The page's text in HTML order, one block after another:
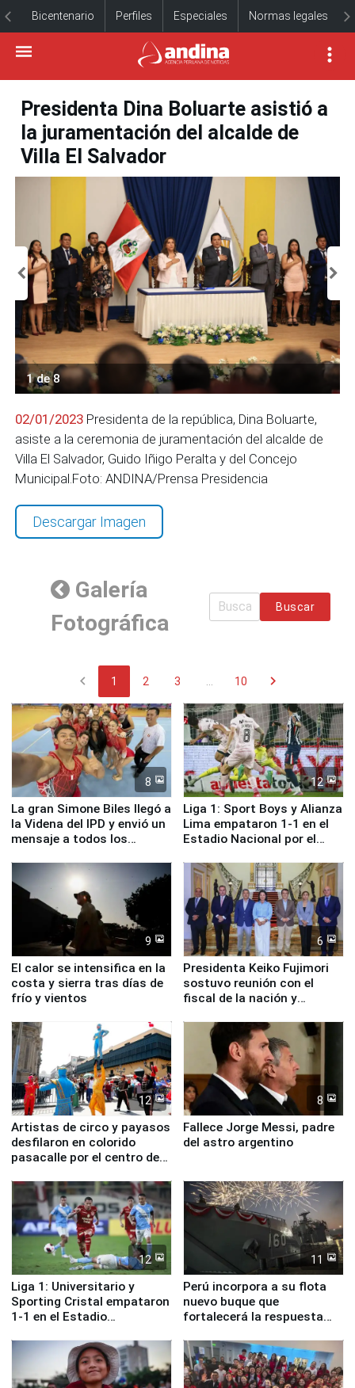
Bicentenario Perfiles Especiales Normas legales
Presidenta Dina Boluarte asistió a
la juramentación del alcalde de
Villa El Salvador
1 de 8
02/01/2023 Presidenta de la república, Dina Boluarte,
asiste a la ceremonia de juramentación del alcalde de
Villa El Salvador, Guido Iñigo Peralta y del Concejo
Municipal.Foto: ANDINA/Prensa Presidencia
Descargar Imagen
Galería
Fotográfica
Buscar
chevron_left 1 2 3 10 chevron_right
8
La gran Simone Biles llegó a
la Videna del IPD y envió un
mensaje a todos los
12
Liga 1: Sport Boys y Alianza
Lima empataron 1-1 en el
Estadio Nacional por el
9
El calor se intensifica en la
costa y sierra tras días de
frío y vientos
6
Presidenta Keiko Fujimori
sostuvo reunión con el
fiscal de la nación y
12
Artistas de circo y payasos
desfilaron en colorido
pasacalle por el centro de
8
Fallece Jorge Messi, padre
del astro argentino
12
Liga 1: Universitario y
Sporting Cristal empataron
1-1 en el Estadio
11
Perú incorpora a su flota
nuevo buque que
fortalecerá la respuesta